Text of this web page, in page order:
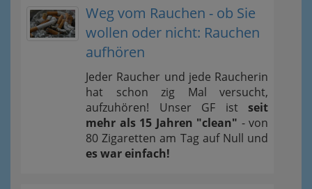
Weg vom Rauchen - ob Sie
wollen oder nicht: Rauchen
aufhören
Jeder Raucher und jede Raucherin
hat schon zig Mal versucht,
aufzuhören! Unser GF ist seit
mehr als 15 Jahren "clean" - von
80 Zigaretten am Tag auf Null und
es war einfach!